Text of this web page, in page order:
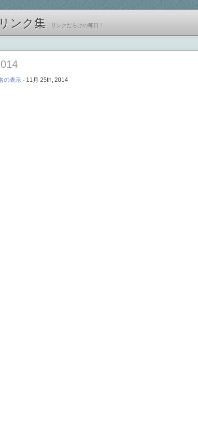
ンク集 リンクだらけの毎日！
の表示 - 11月 25th, 2014